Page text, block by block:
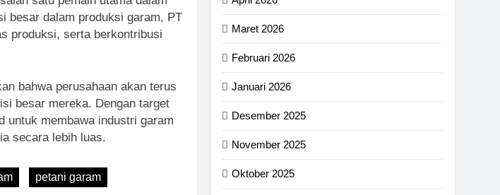
besar dalam produksi garam, PT
produksi, serta berkontribusi
bahwa perusahaan akan terus
besar mereka. Dengan target
untuk membawa industri garam
secara lebih luas.
petani garam
Maret 2026
Februari 2026
Januari 2026
Desember 2025
November 2025
Oktober 2025